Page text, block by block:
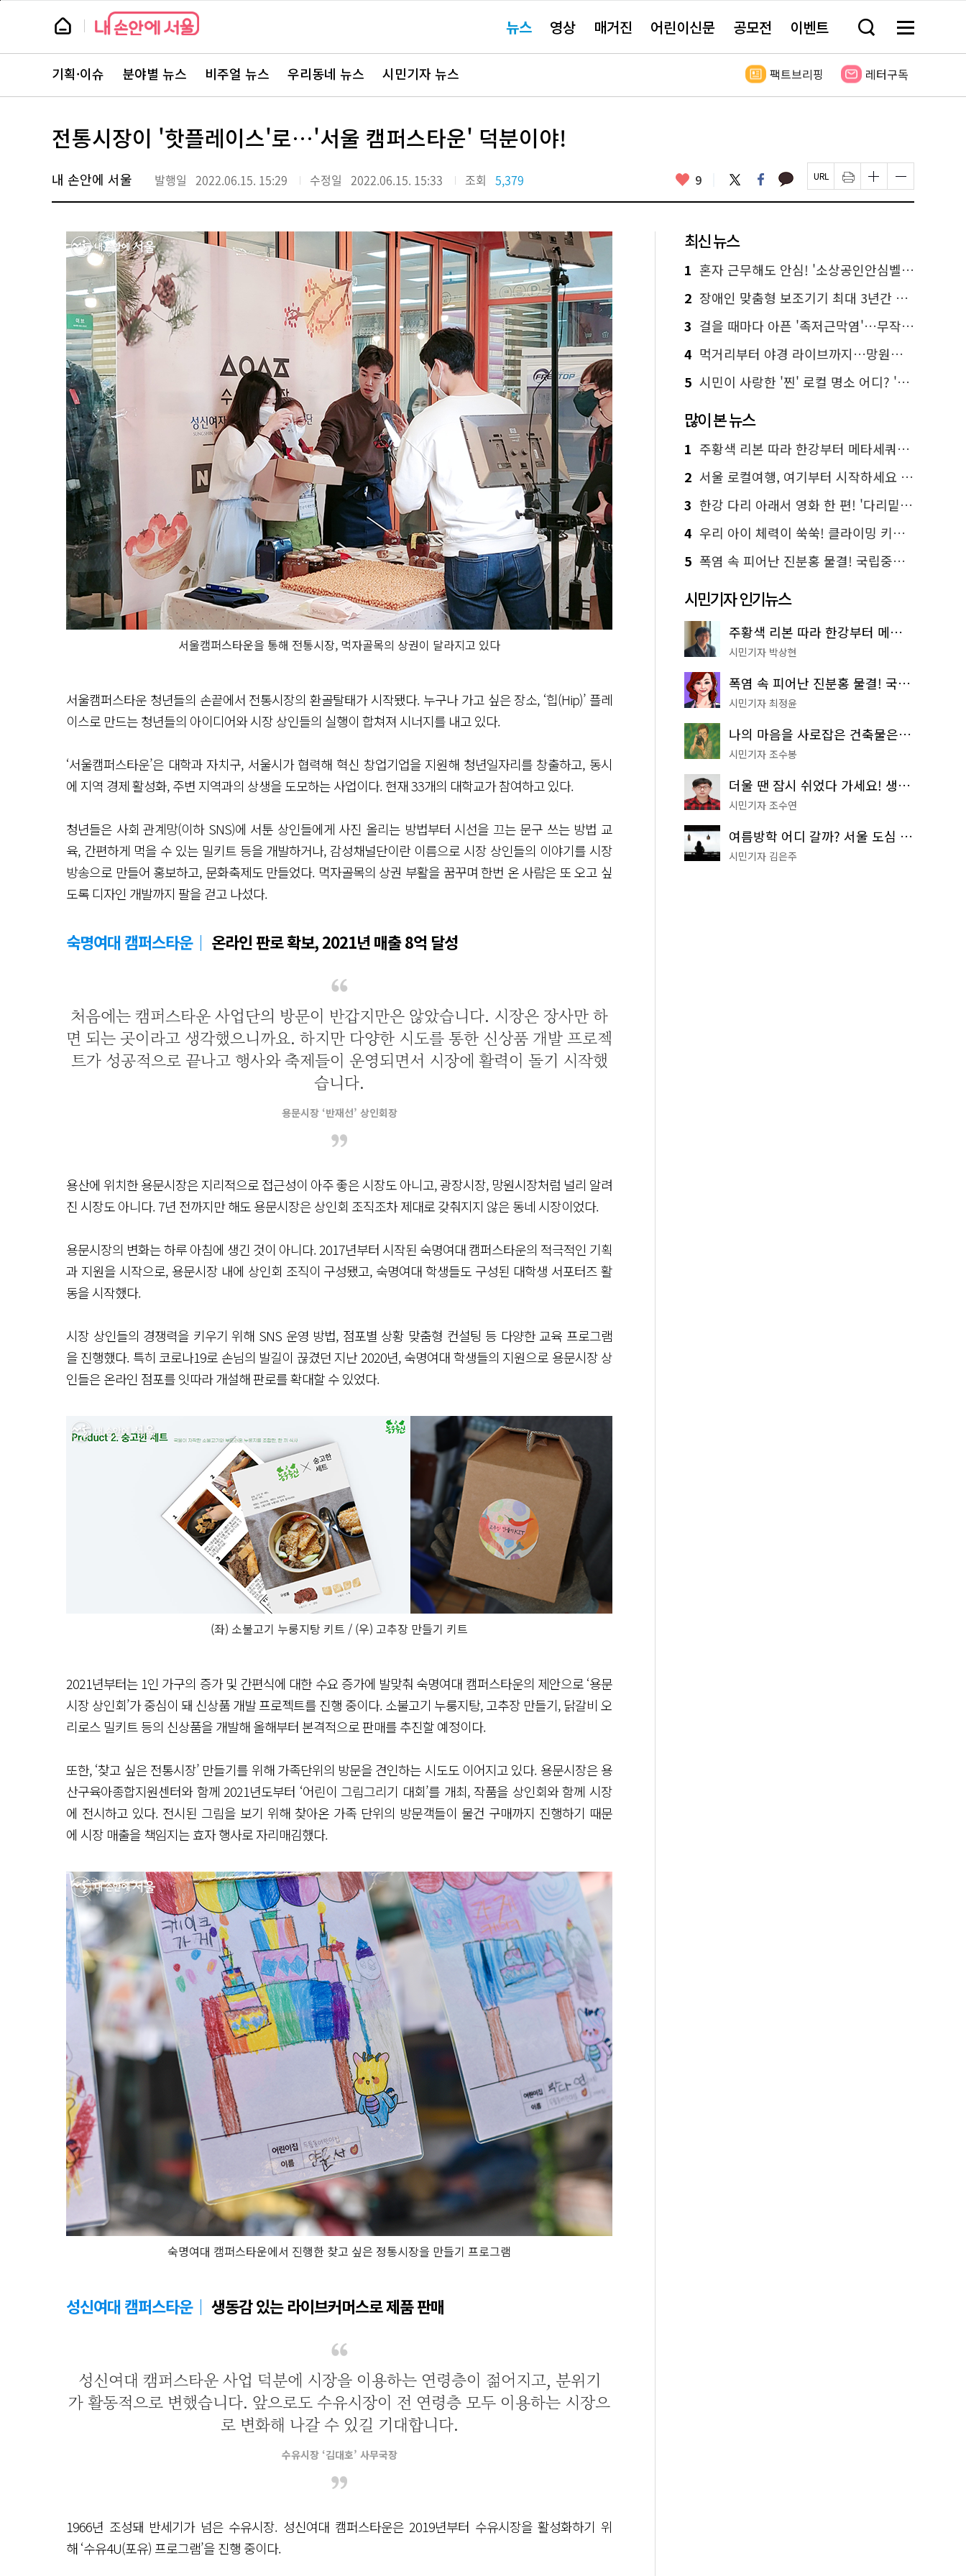
본
뉴
스 요뉴스 영상 매거진 어린이신문 공모전 이벤트 검
창
기
메
전
보
뉴
스
주
서
바
로
기획·이슈 분야별 뉴스 비주얼 뉴스 우리동네 뉴스 시민기자 뉴스 팩트브리핑 레터구독
전통시장이 '핫플레이스'로…'서울 캠퍼스타운' 덕분이야!
내 손안에 서울 발행일 2022.06.15. 15:29 수정일 2022.06.15. 15:33 조회 5,379 좋
요
9 트
위
터
페
이
스
카
카 페
이
지
인
쇄
하
글
자
크
하
기
글
자
크
하
기
서울캠퍼스타운을 통해 전통시장, 먹자골목의 상권이 달라지고 있다
서울캠퍼스타운 청년들의 손끝에서 전통시장의 환골탈태가 시작됐다. 누구나 가고 싶은 장소, ‘힙(Hip)’ 플레
이스로 만드는 청년들의 아이디어와 시장 상인들의 실행이 합쳐져 시너지를 내고 있다.
‘서울캠퍼스타운’은 대학과 자치구, 서울시가 협력해 혁신 창업기업을 지원해 청년일자리를 창출하고, 동시
에 지역 경제 활성화, 주변 지역과의 상생을 도모하는 사업이다. 현재 33개의 대학교가 참여하고 있다.
청년들은 사회 관계망(이하 SNS)에 서툰 상인들에게 사진 올리는 방법부터 시선을 끄는 문구 쓰는 방법 교
육, 간편하게 먹을 수 있는 밀키트 등을 개발하거나, 감성채널단이란 이름으로 시장 상인들의 이야기를 시장
방송으로 만들어 홍보하고, 문화축제도 만들었다. 먹자골목의 상권 부활을 꿈꾸며 한번 온 사람은 또 오고 싶
도록 디자인 개발까지 팔을 걷고 나섰다.
숙명여대 캠퍼스타운｜ 온라인 판로 확보, 2021년 매출 8억 달성
처음에는 캠퍼스타운 사업단의 방문이 반갑지만은 않았습니다. 시장은 장사만 하
면 되는 곳이라고 생각했으니까요. 하지만 다양한 시도를 통한 신상품 개발 프로젝
트가 성공적으로 끝나고 행사와 축제들이 운영되면서 시장에 활력이 돌기 시작했
습니다.
용문시장 ‘반재선’ 상인회장
용산에 위치한 용문시장은 지리적으로 접근성이 아주 좋은 시장도 아니고, 광장시장, 망원시장처럼 널리 알려
진 시장도 아니다. 7년 전까지만 해도 용문시장은 상인회 조직조차 제대로 갖춰지지 않은 동네 시장이었다.
용문시장의 변화는 하루 아침에 생긴 것이 아니다. 2017년부터 시작된 숙명여대 캠퍼스타운의 적극적인 기획
과 지원을 시작으로, 용문시장 내에 상인회 조직이 구성됐고, 숙명여대 학생들도 구성된 대학생 서포터즈 활
동을 시작했다.
시장 상인들의 경쟁력을 키우기 위해 SNS 운영 방법, 점포별 상황 맞춤형 컨설팅 등 다양한 교육 프로그램
을 진행했다. 특히 코로나19로 손님의 발길이 끊겼던 지난 2020년, 숙명여대 학생들의 지원으로 용문시장 상
인들은 온라인 점포를 잇따라 개설해 판로를 확대할 수 있었다.
(좌) 소불고기 누룽지탕 키트 / (우) 고추장 만들기 키트
2021년부터는 1인 가구의 증가 및 간편식에 대한 수요 증가에 발맞춰 숙명여대 캠퍼스타운의 제안으로 ‘용문
시장 상인회’가 중심이 돼 신상품 개발 프로젝트를 진행 중이다. 소불고기 누룽지탕, 고추장 만들기, 닭갈비 오
리로스 밀키트 등의 신상품을 개발해 올해부터 본격적으로 판매를 추진할 예정이다.
또한, ‘찾고 싶은 전통시장’ 만들기를 위해 가족단위의 방문을 견인하는 시도도 이어지고 있다. 용문시장은 용
산구육아종합지원센터와 함께 2021년도부터 ‘어린이 그림그리기 대회’를 개최, 작품을 상인회와 함께 시장
에 전시하고 있다. 전시된 그림을 보기 위해 찾아온 가족 단위의 방문객들이 물건 구매까지 진행하기 때문
에 시장 매출을 책임지는 효자 행사로 자리매김했다.
숙명여대 캠퍼스타운에서 진행한 찾고 싶은 정통시장을 만들기 프로그램
성신여대 캠퍼스타운｜ 생동감 있는 라이브커머스로 제품 판매
성신여대 캠퍼스타운 사업 덕분에 시장을 이용하는 연령층이 젊어지고, 분위기
가 활동적으로 변했습니다. 앞으로도 수유시장이 전 연령층 모두 이용하는 시장으
로 변화해 나갈 수 있길 기대합니다.
수유시장 ‘김대호’ 사무국장
1966년 조성돼 반세기가 넘은 수유시장. 성신여대 캠퍼스타운은 2019년부터 수유시장을 활성화하기 위
해 ‘수유4U(포유) 프로그램’을 진행 중이다.
최신 뉴스
1 혼자 근무해도 안심! '소상공인안심벨' 신청하세요
2 장애인 맞춤형 보조기기 최대 3년간 무상 대여…삶의 질 높인다
3 걸을 때마다 아픈 '족저근막염'…무작정 참지 말고 '이것' 해보세요!
4 먹거리부터 야경 라이브까지…망원한강공원 알짜 코스
5 시민이 사랑한 '찐' 로컬 명소 어디? '서울에디션25' 추천 코스
많이 본 뉴스
1 주황색 리본 따라 한강부터 메타세쿼이아 숲길까지…서울둘레길 15코스
2 서울 로컬여행, 여기부터 시작하세요 '서울에디션25'
3 한강 다리 아래서 영화 한 편! '다리밑 영화관' 무료 상영
4 우리 아이 체력이 쑥쑥! 클라이밍 키즈카페·어린이 체력장
5 폭염 속 피어난 진분홍 물결! 국립중앙박물관 배롱나무 명소
시민기자 인기뉴스
주황색 리본 따라 한강부터 메타세쿼이아 숲길까지…서울둘레길 15코스
시민기자 박상현
폭염 속 피어난 진분홍 물결! 국립중앙박물관 배롱나무 명소
시민기자 최정윤
나의 마음을 사로잡은 건축물은? '서울시 건축상' 수상작 공개!
시민기자 조수봉
더울 땐 잠시 쉬었다 가세요! 생수 냉장고부터 해피소·무더위쉼터까지
시민기자 조수연
여름방학 어디 갈까? 서울 도심 무료 실내 여행 코스 추천
시민기자 김은주
페